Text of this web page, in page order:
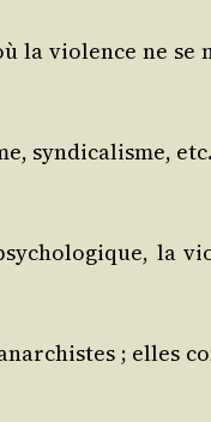
la vio­lence ne
syn­di­ca­lisme,
la
; elles